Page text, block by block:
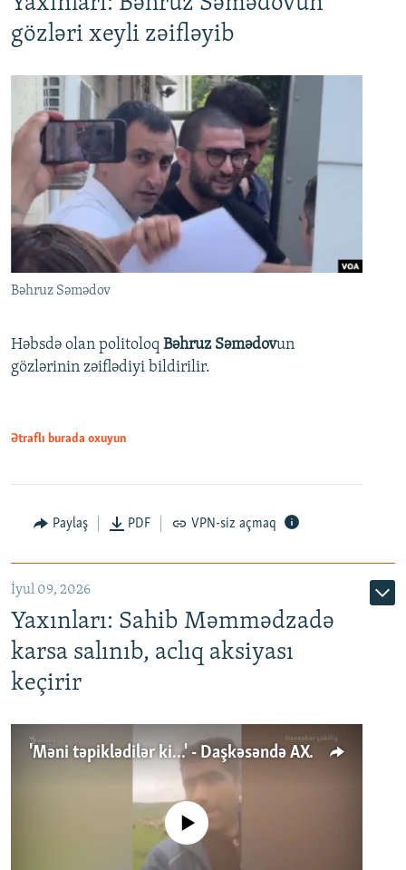
gözləri xeyli zəifləyib
Bəhruz Səmədov
Həbsdə olan politoloq Bəhruz Səmədovun
gözlərinin zəiflədiyi bildirilir.
Ətraflı burada oxuyun
Paylaş PDF VPN-siz açmaq
İyul 09, 2026
Yaxınları: Sahib Məmmədzadə
karsa salınıb, aclıq aksiyası
keçirir
'Məni təpiklədilər ki...' - Daşkəsəndə AXCP fəalının yaxınları onun həbsinə etiraz edirlər
No media source currently available